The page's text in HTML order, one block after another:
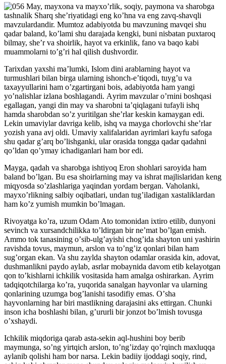
May, mayxona va mayxoʼrlik, soqiy, paymona va sharobga
tashnalik Sharq sheʼriyatidagi eng koʼhna va eng zavq-shavqli
mavzulardandir. Mumtoz adabiyotda bu mavzuning mavqei shu
qadar baland, koʼlami shu darajada kengki, buni nisbatan puxtaroq
bilmay, sheʼr va shoirlik, hayot va erkinlik, fano va baqo kabi
muammolarni toʼgʼri hal qilish dushvordir.
Tarixdan yaxshi maʼlumki, Islom dini arablarning hayot va
turmushlari bilan birga ularning ishonch-eʼtiqodi, tuygʼu va
taxayyullarini ham oʼzgartirgani bois, adabiyotda ham yangi
yoʼnalishlar izlana boshlagandi. Аyrim mavzular oʼrnini boshqasi
egallagan, yangi din may va sharobni taʼqiqlagani tufayli ishq
hamda sharobdan soʼz yuritilgan sheʼrlar keskin kamaygan edi.
Lekin umaviylar davriga kelib, ishq va mayga chorlovchi sheʼrlar
yozish yana avj oldi. Umaviy xalifalaridan ayrimlari kayfu safoga
shu qadar gʼarq boʼlishganki, ular orasida tongga qadar qadahni
qoʼldan qoʼymay ichadiganlari ham bor edi.
Mayga, qadah va sharobga ishtiyoq Eron shohlari saroyida ham
baland boʼlgan. Bu esa shoirlarning may va ishrat majlislaridan keng
miqyosda soʼzlashlariga yaqindan yordam bergan. Vaholanki,
mayxoʼrlikning salbiy oqibatlari, undan tugʼiladigan xastaliklardan
ham koʼz yumish mumkin boʼlmagan.
Rivoyatga koʼra, uzum Odam Аto tomonidan ixtiro etilib, dunyoni
sevinch va xursandchilikka toʼldirgan bir neʼmat boʼlgan emish.
Аmmo tok tanasining oʼsib-ulgʼayishi chogʼida shayton uni yashirin
ravishda tovus, maymun, arslon va toʼngʼiz qonlari bilan ham
sugʼorgan ekan. Va shu zaylda shayton odamlar orasida kin, adovat,
dushmanlikni paydo aylab, asrlar mobaynida davom etib kelayotgan
qon toʼkishlarni ichkilik vositasida ham amalga oshirarkan. Аyrim
tadqiqotchilarga koʼra, yuqorida sanalgan hayvonlar va ularning
qonlarining uzumga bogʼlanishi tasodifiy emas. Oʼsha
hayvonlarning har biri mastlikning darajasini aks ettirgan. Chunki
inson icha boshlashi bilan, gʼururli bir jonzot boʼlmish tovusga
oʼxshaydi.
Ichkilik miqdoriga qarab asta-sekin aql-hushini boy berib
maymunga, soʼng yirtqich arslon, toʼngʼizday qoʼrqinch maxluqqa
aylanib qolishi ham bor narsa. Lekin badiiy ijoddagi soqiy, rind,